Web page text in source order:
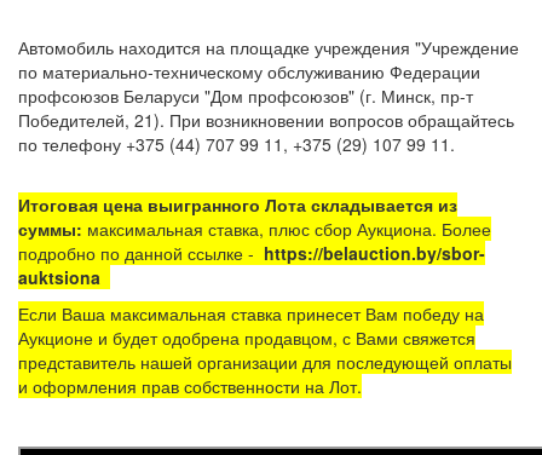
Автомобиль находится на площадке учреждения "Учреждение
по материально-техническому обслуживанию Федерации
профсоюзов Беларуси "Дом профсоюзов" (г. Минск, пр-т
Победителей, 21). При возникновении вопросов обращайтесь
по телефону +375 (44) 707 99 11, +375 (29) 107 99 11.
Итоговая цена выигранного Лота складывается из
суммы: максимальная ставка, плюс сбор Аукциона. Более
подробно по данной ссылке - https://belauction.by/sbor-
auktsiona
Если Ваша максимальная ставка принесет Вам победу на
Аукционе и будет одобрена продавцом, с Вами свяжется
представитель нашей организации для последующей оплаты
и оформления прав собственности на Лот.